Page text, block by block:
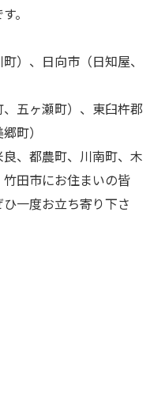
。
）、日向市（日知屋、
五ヶ瀬町）、東臼杵郡
町）
、都農町、川南町、木
田市にお住まいの皆
一度お立ち寄り下さ